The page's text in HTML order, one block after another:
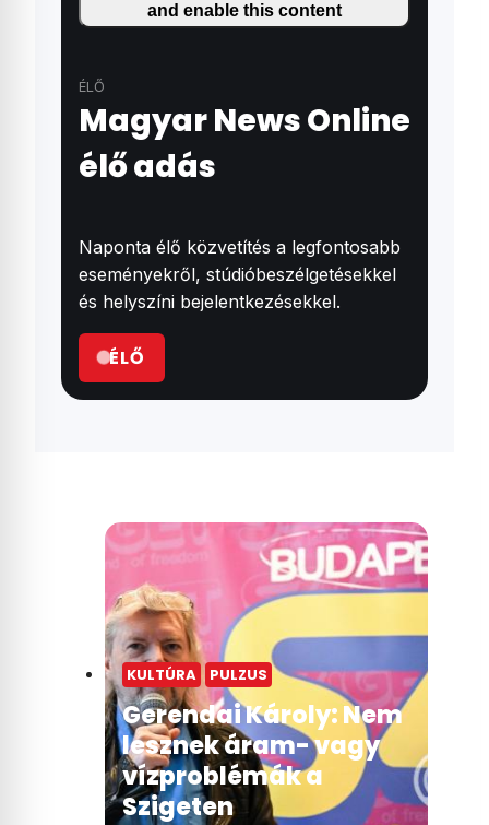
and enable this content
ÉLŐ
Magyar News Online
élő adás
Naponta élő közvetítés a legfontosabb
eseményekről, stúdióbeszélgetésekkel
és helyszíni bejelentkezésekkel.
ÉLŐ
KULTÚRA PULZUS
Gerendai Károly: Nem
lesznek áram- vagy
vízproblémák a
Szigeten